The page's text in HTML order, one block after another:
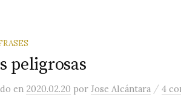
peligrosas
en 2020.02.20 por Jose Alcántara / 4